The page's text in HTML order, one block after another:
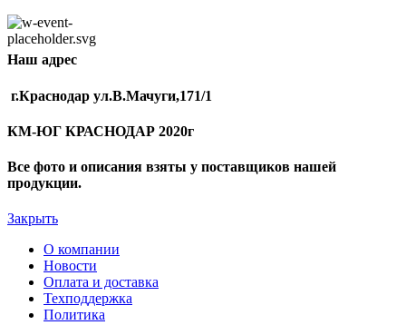
Наш адрес
г.Краснодар ул.В.Мачуги,171/1
КМ-ЮГ КРАСНОДАР 2020г
Все фото и описания взяты у поставщиков нашей
продукции.
Закрыть
О компании
Новости
Оплата и доставка
Техподдержка
Политика